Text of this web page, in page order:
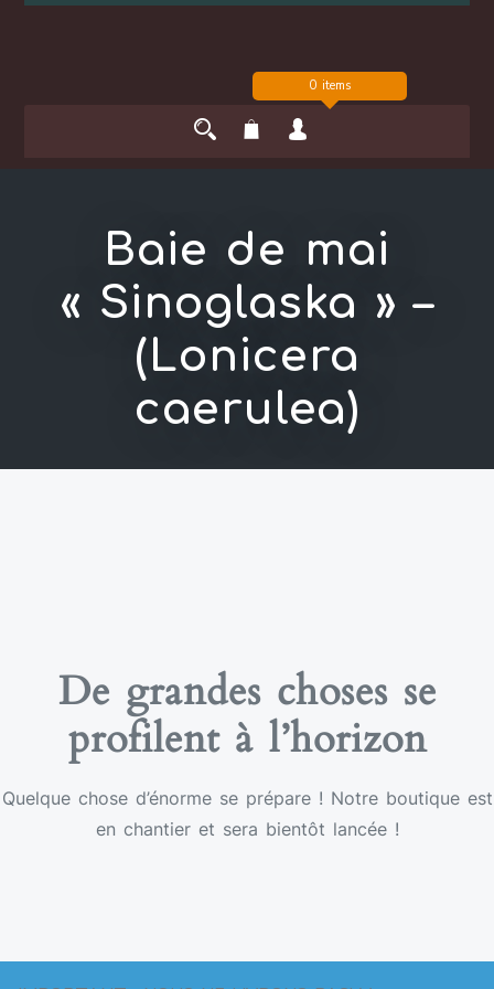
0 items
Baie de mai
« Sinoglaska » –
(Lonicera
caerulea)
De grandes choses se
profilent à l’horizon
Quelque chose d’énorme se prépare ! Notre boutique est
en chantier et sera bientôt lancée !